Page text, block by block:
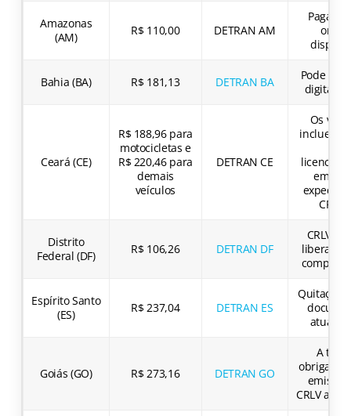
Amazonas
(AM)
R$ 110,00 DETRAN AM
online
Bahia (BA) R$ 181,13 DETRAN BA
Pode ser
Ceará (CE)
R$ 188,96 para
motocicletas e
R$ 220,46 para
demais
veículos
DETRAN CE
Os
incluem a
em si
CRLV-
Distrito
Federal (DF)
R$ 106,26 DETRAN DF
CRLV
liberado
Espírito Santo
(ES)
R$ 237,04 DETRAN ES
Quitação
Goiás (GO) R$ 273,16 DETRAN GO
A taxa
CRLV